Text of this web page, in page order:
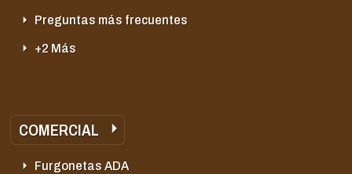
Preguntas más frecuentes
+2 Más
COMERCIAL
Furgonetas ADA